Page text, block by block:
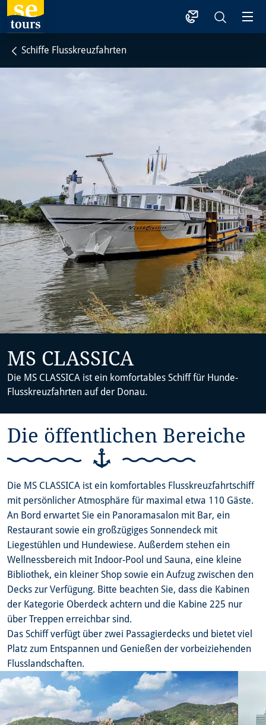
1
Schiffe Flusskreuzfahrten
MS CLASSICA
Die MS CLASSICA ist ein komfortables Schiff für Hunde-
Flusskreuzfahrten auf der Donau.
Die öffentlichen Bereiche
Die MS CLASSICA ist ein komfortables Flusskreuzfahrtschiff
mit persönlicher Atmosphäre für maximal etwa 110 Gäste.
An Bord erwartet Sie ein Panoramasalon mit Bar, ein
Restaurant sowie ein großzügiges Sonnendeck mit
Liegestühlen und Hundewiese. Außerdem stehen ein
Wellnessbereich mit Indoor-Pool und Sauna, eine kleine
Bibliothek, ein kleiner Shop sowie ein Aufzug zwischen den
Decks zur Verfügung. Bitte beachten Sie, dass die Kabinen
der Kategorie Oberdeck achtern und die Kabine 225 nur
über Treppen erreichbar sind.
Das Schiff verfügt über zwei Passagierdecks und bietet viel
Platz zum Entspannen und Genießen der vorbeiziehenden
Flusslandschaften.